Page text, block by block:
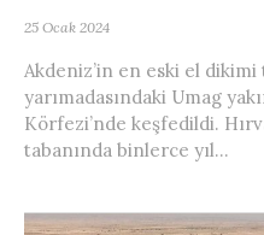
25 Ocak 2024
Akdeniz’in en eski el dikimi
yarımadasındaki Umag
Körfezi’nde keşfedildi.
tabanında binlerce yıl...